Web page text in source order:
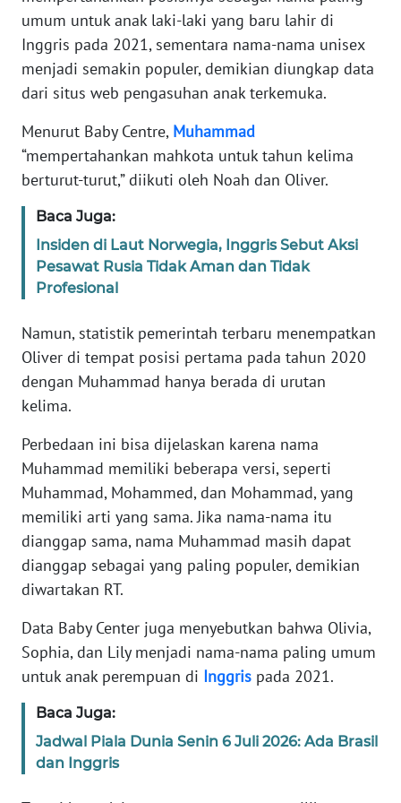
umum untuk anak laki-laki yang baru lahir di
Inggris pada 2021, sementara nama-nama unisex
menjadi semakin populer, demikian diungkap data
dari situs web pengasuhan anak terkemuka.
Menurut Baby Centre, Muhammad
“mempertahankan mahkota untuk tahun kelima
berturut-turut,” diikuti oleh Noah dan Oliver.
Baca Juga:
Insiden di Laut Norwegia, Inggris Sebut Aksi
Pesawat Rusia Tidak Aman dan Tidak
Profesional
Namun, statistik pemerintah terbaru menempatkan
Oliver di tempat posisi pertama pada tahun 2020
dengan Muhammad hanya berada di urutan
kelima.
Perbedaan ini bisa dijelaskan karena nama
Muhammad memiliki beberapa versi, seperti
Muhammad, Mohammed, dan Mohammad, yang
memiliki arti yang sama. Jika nama-nama itu
dianggap sama, nama Muhammad masih dapat
dianggap sebagai yang paling populer, demikian
diwartakan RT.
Data Baby Center juga menyebutkan bahwa Olivia,
Sophia, dan Lily menjadi nama-nama paling umum
untuk anak perempuan di Inggris pada 2021.
Baca Juga:
Jadwal Piala Dunia Senin 6 Juli 2026: Ada Brasil
dan Inggris
KARIR
DISCLAIMER
Wahana
News
Regional
WN
SUMUT
JAKARTA
WN
JABAR
WN
BANTEN
WN
NTT
WN
WN
PAPUA
WN
PAPUA
BARAT